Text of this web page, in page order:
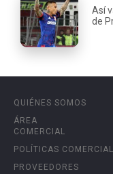
Así
de
QUIÉNES SOMOS
ÁREA
COMERCIAL
POLÍTICAS
PROVEEDORES